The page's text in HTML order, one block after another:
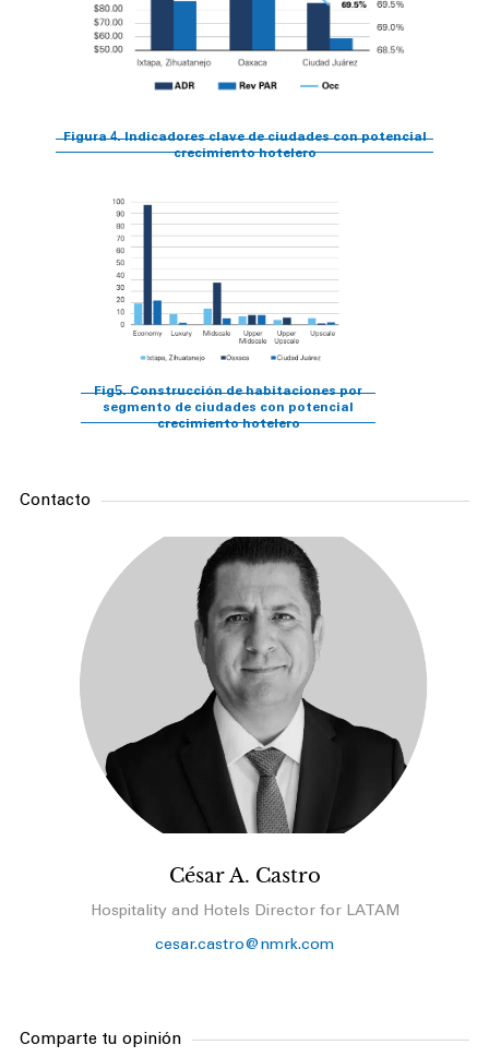
Figura 4. Indicadores clave de ciudades con potencial
crecimiento hotelero
Fig5. Construcción de habitaciones por
segmento de ciudades con potencial
crecimiento hotelero
Contacto
César A. Castro
Hospitality and Hotels Director for LATAM
cesar.castro@nmrk.com
Comparte tu opinión